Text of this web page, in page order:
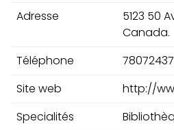
Adresse
5123 50
Canada.
Téléphone
Site web
http://
Specialités